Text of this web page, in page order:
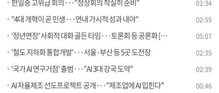
한일중 고위급 회의···"정상회의 착실히 준비" 01:34
"4대 개혁이 곧 민생···연내 가시적 성과 내야" 02:55
'정년연장' 사회적 대화 골든 타임···토론회 등 공론화 [뉴스의 맥] 05:07
'철도 지하화 통합개발'···서울·부산 등 5곳 도전장 02:35
'국가 AI 연구거점' 출범···"AI 3대 강국 도약" 02:39
AI 자율제조 선도프로젝트 공개···"제조업에 AI 입힌다" 00:46